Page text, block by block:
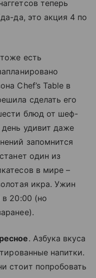
теперь
да, это акция 4 по
есть
Chef’s Table в
сделать его
блюд от шеф-
удивит даже
запомнится
один из
в мире –
икра. Ужин
в 20:00 (но
. Азбука вкуса
напитки.
стоит попробовать